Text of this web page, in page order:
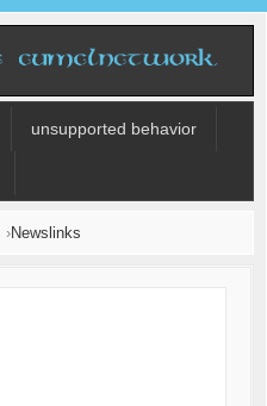
unsupported behavior
Newslinks